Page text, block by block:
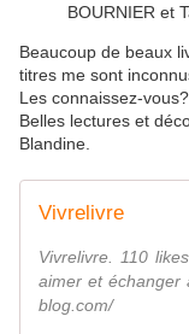
BOURNIER et
Beaucoup de beaux
titres me sont
Les connaissez-vous?
Belles lectures et
Blandine.
Vivrelivre
Vivrelivre. 110
aimer et échanger
blog.com/